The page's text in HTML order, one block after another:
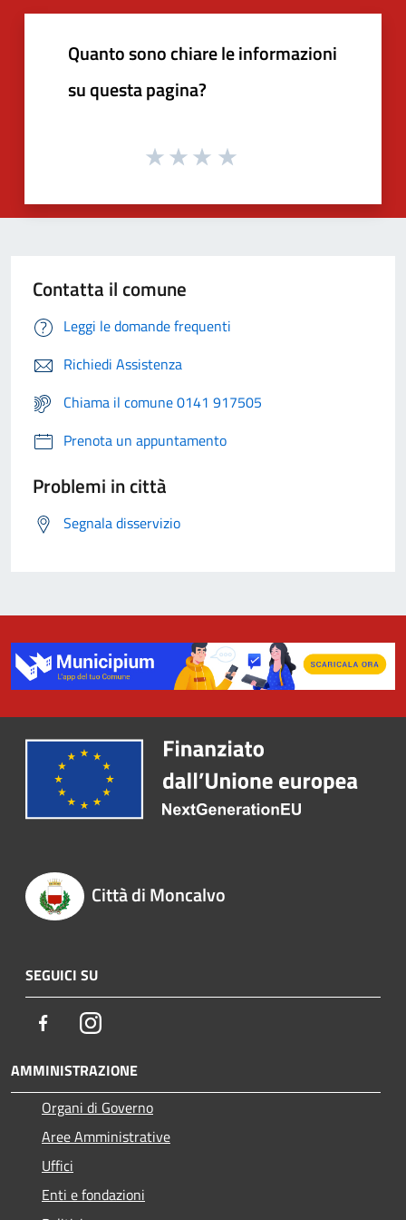
Quanto sono chiare le informazioni
su questa pagina?
Contatta il comune
Leggi le domande frequenti
Richiedi Assistenza
Chiama il comune 0141 917505
Prenota un appuntamento
Problemi in città
Segnala disservizio
Città di Moncalvo
SEGUICI SU
FacebookInstagram
AMMINISTRAZIONE
Organi di Governo
Aree Amministrative
Uffici
Enti e fondazioni